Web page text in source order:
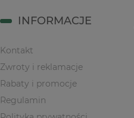
INFORMACJE
Kontakt
Zwroty i reklamacje
Rabaty i promocje
Regulamin